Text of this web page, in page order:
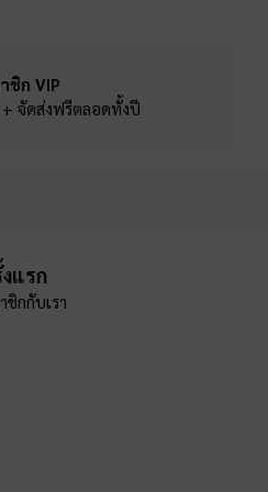
ชิก VIP
จัดส่งฟรีตลอดทั้งปี
แรก
ชิกกับเรา